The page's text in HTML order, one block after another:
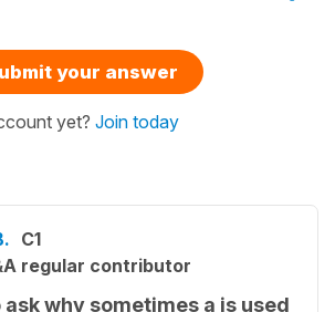
your answer
yet? Join today
C1
regular contributor
why sometimes a is used